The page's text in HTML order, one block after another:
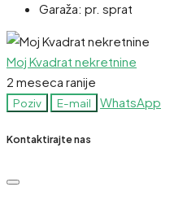
Garaža: pr. sprat
Moj Kvadrat nekretnine
2 meseca ranije
Poziv E-mail WhatsApp
Kontaktirajte nas